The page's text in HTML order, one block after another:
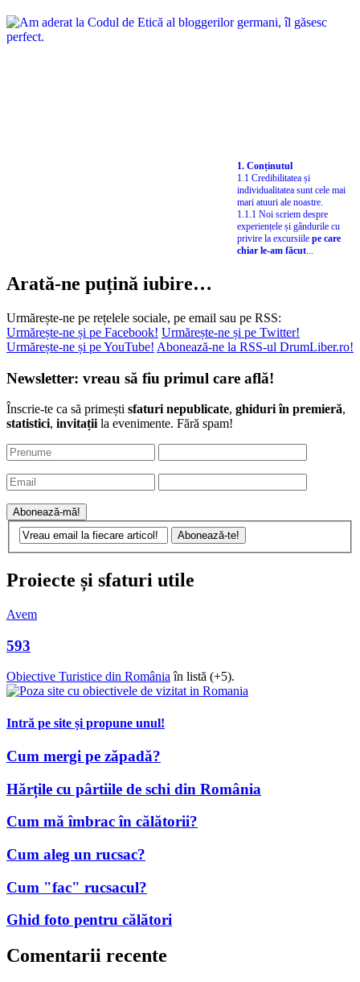
1. Conținutul
1.1 Credibilitatea și
individualitatea sunt cele mai
mari atuuri ale noastre.
1.1.1 Noi scriem despre
experiențele și gândurile cu
privire la excursiile pe care
chiar le-am făcut...
Arată-ne puțină iubire…
Urmărește-ne pe rețelele sociale, pe email sau pe RSS:
Urmărește-ne și pe Facebook! Urmărește-ne și pe Twitter!
Urmărește-ne și pe YouTube! Abonează-ne la RSS-ul DrumLiber.ro!
Newsletter: vreau să fiu primul care află!
Înscrie-te ca să primești sfaturi nepublicate, ghiduri în premieră,
statistici, invitațiila evenimente. Fără spam!
Proiecte și sfaturi utile
Avem
593
Obiective Turistice din România în listă (+5).
Intră pe site și propune unul!
Cum mergi pe zăpadă?
Hărțile cu pârtiile de schi din România
Cum mă îmbrac în călătorii?
Cum aleg un rucsac?
Cum "fac" rucsacul?
Ghid foto pentru călători
Comentarii recente